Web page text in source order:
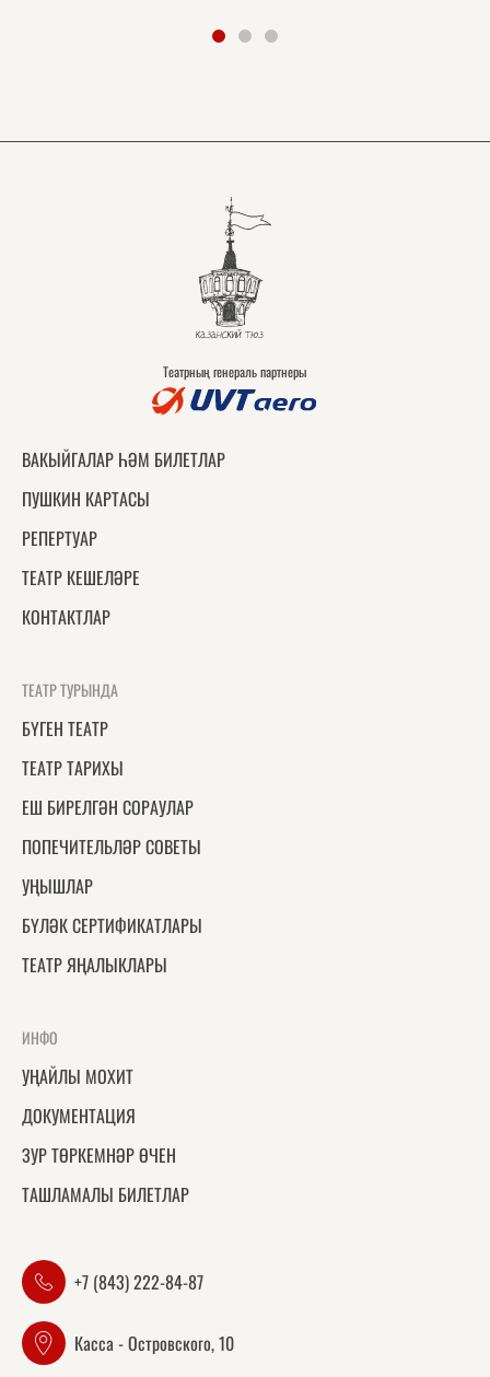
Театрның генераль партнеры
ВАКЫЙГАЛАР ҺӘМ БИЛЕТЛАР
ПУШКИН КАРТАСЫ
РЕПЕРТУАР
ТЕАТР КЕШЕЛӘРЕ
КОНТАКТЛАР
ТЕАТР ТУРЫНДА
БҮГЕН ТЕАТР
ТЕАТР ТАРИХЫ
ЕШ БИРЕЛГӘН СОРАУЛАР
ПОПЕЧИТЕЛЬЛӘР СОВЕТЫ
УҢЫШЛАР
БҮЛӘК СЕРТИФИКАТЛАРЫ
ТЕАТР ЯҢАЛЫКЛАРЫ
ИНФО
УҢАЙЛЫ МОХИТ
ДОКУМЕНТАЦИЯ
ЗУР ТӨРКЕМНӘР ӨЧЕН
ТАШЛАМАЛЫ БИЛЕТЛАР
+7 (843) 222-84-87
Касса - Островского, 10